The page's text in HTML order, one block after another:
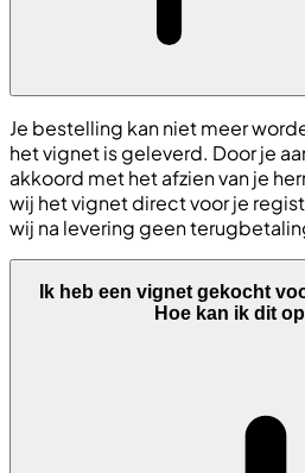
Je bestelling kan niet meer
het vignet is geleverd. Door je
akkoord met het afzien van je
wij het vignet direct voor je
wij na levering geen
Ik heb een vignet gekocht
Hoe kan ik dit